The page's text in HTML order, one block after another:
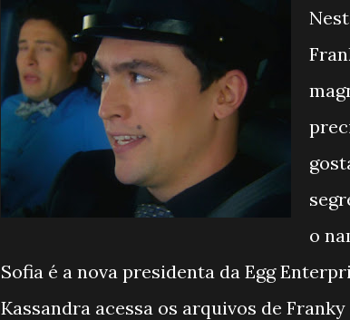
o
Sofia é a nova presidenta da Egg
Kassandra acessa os arquivos de